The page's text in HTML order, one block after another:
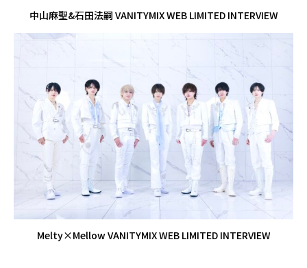
中山麻聖&石田法嗣 VANITYMIX WEB LIMITED INTERVIEW
Melty×Mellow VANITYMIX WEB LIMITED INTERVIEW